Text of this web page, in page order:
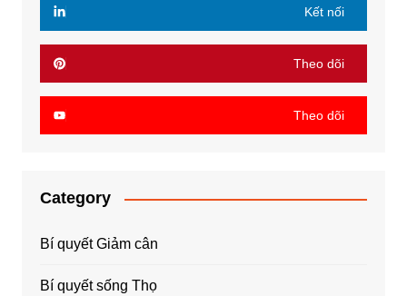
Kết nối
Theo dõi
Theo dõi
Category
Bí quyết Giảm cân
Bí quyết sống Thọ